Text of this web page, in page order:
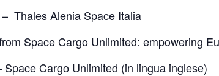
Thales Alenia Space Italia
Space Cargo Unlimited: empowering
Space Cargo Unlimited (in lingua inglese)